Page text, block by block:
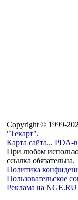
Copyright © 1999-
"Текарт".
Карта сайта... PDA-
При любом
ссылка обязательна.
Политика
Пользовательское
Реклама на NGE.RU